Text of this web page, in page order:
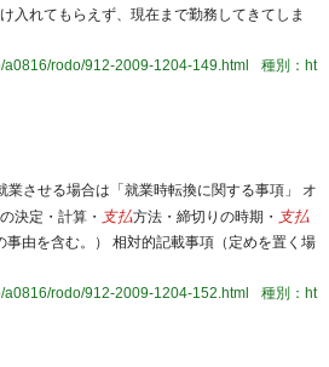
入れてもらえず、現在まで勤務してきてしま
a0816/rodo/912-2009-1204-149.html
種別：ht
業させる場合は「就業時転換に関する事項」 オ
決定・計算・ 支払方法・締切りの時期・ 支払
事由を含む。） 相対的記載事項（定めを置く場
a0816/rodo/912-2009-1204-152.html
種別：ht